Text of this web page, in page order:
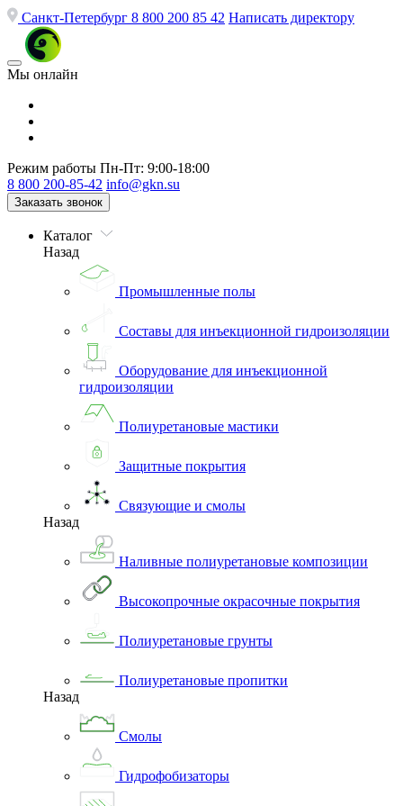
Санкт-Петербург 8 800 200 85 42 Написать директору
Мы онлайн
Режим работы Пн-Пт: 9:00-18:00
8 800 200-85-42 info@gkn.su
Заказать звонок
Каталог
Назад
Промышленные полы
Составы для инъекционной гидроизоляции
Оборудование для инъекционной
гидроизоляции
Полиуретановые мастики
Защитные покрытия
Связующие и смолы
Назад
Наливные полиуретановые композиции
Высокопрочные окрасочные покрытия
Полиуретановые грунты
Полиуретановые пропитки
Назад
Смолы
Гидрофобизаторы